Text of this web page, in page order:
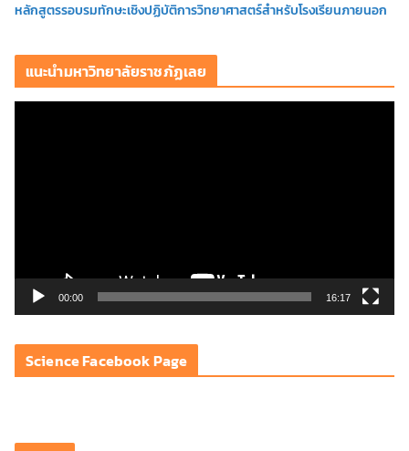
หลักสูตรรอบรมทักษะเชิงปฏิบัติการวิทยาศาสตร์สำหรับโรงเรียนภายนอก
แนะนำมหาวิทยาลัยราชภัฏเลย
ดี
โ
00:00 16:17
Science Facebook Page